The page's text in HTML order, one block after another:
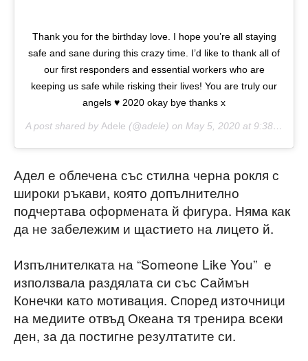
Thank you for the birthday love. I hope you’re all staying
safe and sane during this crazy time. I’d like to thank all of
our first responders and essential workers who are
keeping us safe while risking their lives! You are truly our
angels ♥️ 2020 okay bye thanks x
A post shared by Adele (@adele) on May 5, 2020 at 9:38pm PDT
Адел е облечена със стилна черна рокля с
широки ръкави, която допълнително
подчертава оформената й фигура. Няма как
да не забележим и щастието на лицето й.
Изпълнителката на “Someone Like You” е
използвала раздялата си със Саймън
Конечки като мотивация. Според източници
на медиите отвъд Океана тя тренира всеки
ден, за да постигне резултатите си.